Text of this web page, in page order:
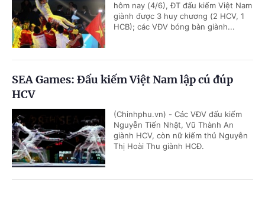
hôm nay (4/6), ĐT đấu kiếm Việt Nam
giành được 3 huy chương (2 HCV, 1
HCB); các VĐV bóng bàn giành...
SEA Games: Đấu kiếm Việt Nam lập cú đúp
HCV
(Chinhphu.vn) - Các VĐV đấu kiếm
Nguyễn Tiến Nhật, Vũ Thành An
giành HCV, còn nữ kiếm thủ Nguyễn
Thị Hoài Thu giành HCĐ.